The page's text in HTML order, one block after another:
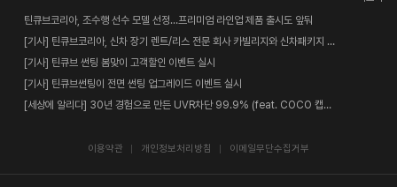
틴큐브코리아, 조수행 선수 모델 선정…프리미엄 라인업 제품 출시도 앞둬
[기사] 틴큐브코리아, 신차 장기 렌트/리스 전문 회사 카빌리지와 신차패키지 업무협약 체결
[기사] 틴큐브 썬팅 봄맞이 고객할인 이벤트 실시
[기사] 틴큐브썬팅이 전면 썬팅 업그레이드 이벤트 실시
[세상에 알리다] 30년 경험으로 만든 UVR차단 99.9% (feat. COCO 캡틴춘리)
이용약관 개인정보처리방침 이메일무단수집거부